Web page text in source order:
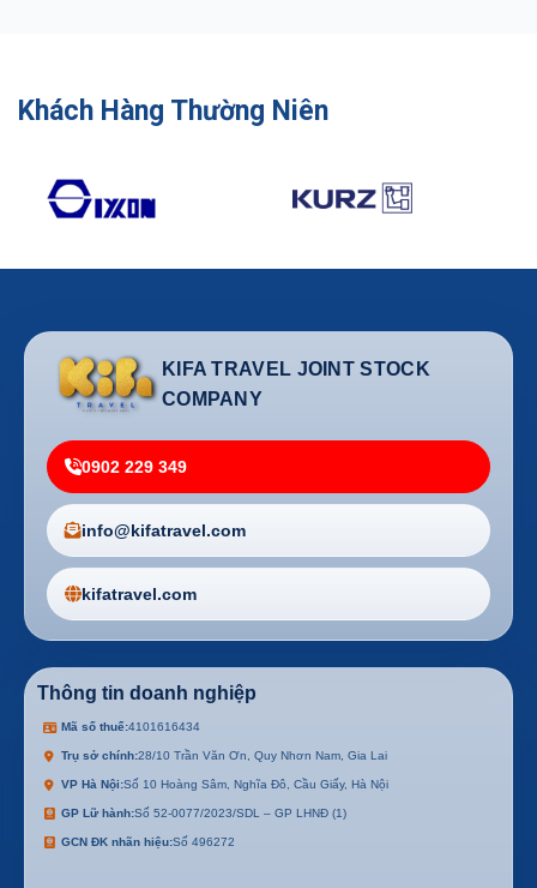
Khách Hàng Thường Niên
KIFA TRAVEL JOINT STOCK
COMPANY
0902 229 349
info@kifatravel.com
kifatravel.com
Thông tin doanh nghiệp
Mã số thuế:4101616434
Trụ sở chính:28/10 Trần Văn Ơn, Quy Nhơn Nam, Gia Lai
VP Hà Nội:Số 10 Hoàng Sâm, Nghĩa Đô, Cầu Giấy, Hà Nội
GP Lữ hành:Số 52-0077/2023/SDL – GP LHNĐ (1)
GCN ĐK nhãn hiệu:Số 496272